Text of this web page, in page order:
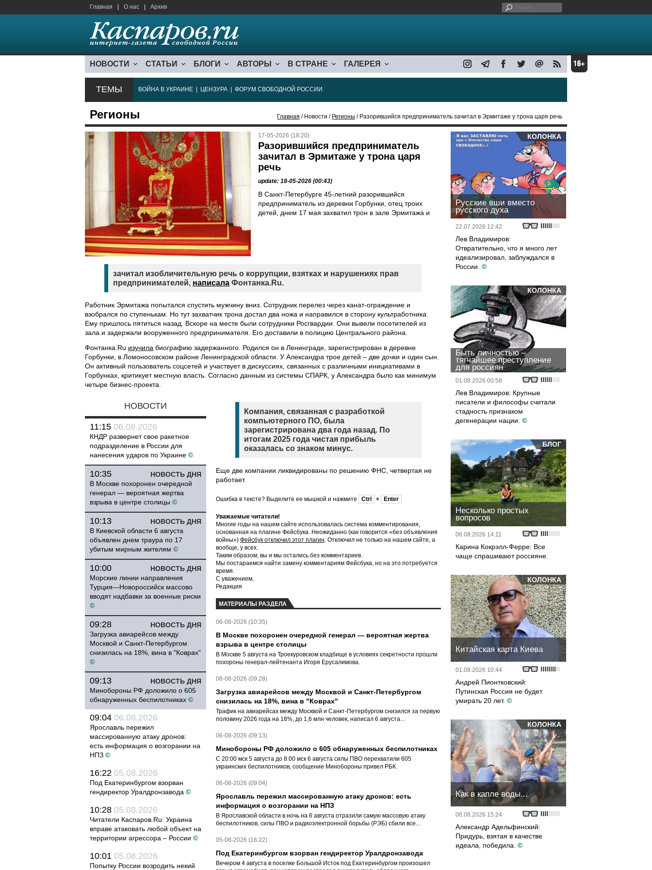
Главная О нас Архив
НОВОСТИ СТАТЬИ БЛОГИ АВТОРЫ В СТРАНЕ ГАЛЕРЕЯ
ТЕМЫ ВОЙНА В УКРАИНЕ ЦЕНЗУРА ФОРУМ СВОБОДНОЙ РОССИИ
Регионы Главная / Новости / Регионы / Разорившийся предприниматель зачитал в Эрмитаже у трона царя речь
17-05-2026 (18:20)
Разорившийся предприниматель
зачитал в Эрмитаже у трона царя
речь
update: 18-05-2026 (00:43)
В Санкт-Петербурге 45-летний разорившийся
предприниматель из деревни Горбунки, отец троих
детей, днем 17 мая захватил трон в зале Эрмитажа и
зачитал изобличительную речь о коррупции, взятках и нарушениях прав
предпринимателей, написала Фонтанка.Ru.
Работник Эрмитажа попытался спустить мужчину вниз. Сотрудник перелез через канат-ограждение и
взобрался по ступенькам. Но тут захватчик трона достал два ножа и направился в сторону культработника.
Ему пришлось пятиться назад. Вскоре на месте были сотрудники Росгвардии. Они вывели посетителей из
зала и задержали вооруженного предпринимателя. Его доставили в полицию Центрального района.
Фонтанка.Ru изучила биографию задержанного. Родился он в Ленинграде, зарегистрирован в деревне
Горбунки, в Ломоносовском районе Ленинградской области. У Александра трое детей – две дочки и один сын.
Он активный пользователь соцсетей и участвует в дискуссиях, связанных с различными инициативами в
Горбунках, критикует местную власть. Согласно данным из системы СПАРК, у Александра было как минимум
четыре бизнес-проекта.
НОВОСТИ
11:15 06.08.2026
КНДР развернет свое ракетное
подразделение в России для
нанесения ударов по Украине ©
НОВОСТЬ ДНЯ
10:35
В Москве похоронен очередной
генерал — вероятная жертва
взрыва в центре столицы ©
НОВОСТЬ ДНЯ
10:13
В Киевской области 6 августа
объявлен днем траура по 17
убитым мирным жителям ©
НОВОСТЬ ДНЯ
10:00
Морские линии направления
Турция—Новороссийск массово
вводят надбавки за военные риски
©
НОВОСТЬ ДНЯ
09:28
Загрузка авиарейсов между
Москвой и Санкт-Петербургом
снизилась на 18%, вина в "Коврах"
©
НОВОСТЬ ДНЯ
09:13
Минобороны РФ доложило о 605
обнаруженных беспилотниках ©
09:04 06.08.2026
Ярославль пережил
массированную атаку дронов:
есть информация о возгорании на
НПЗ ©
16:22 05.08.2026
Под Екатеринбургом взорван
гендиректор Уралдронзавода ©
10:28 05.08.2026
Читатели Каспаров.Ru: Украина
вправе атаковать любой объект на
территории агрессора – России ©
10:01 05.08.2026
Попытку России возродить некий
Компания, связанная с разработкой
компьютерного ПО, была
зарегистрирована два года назад. По
итогам 2025 года чистая прибыль
оказалась со знаком минус.
Еще две компании ликвидированы по решению ФНС, четвертая не
работает.
Ошибка в тексте? Выделите ее мышкой и нажмите Ctrl + Enter
Уважаемые читатели!
Многие годы на нашем сайте использовалась система комментирования,
основанная на плагине Фейсбука. Неожиданно (как говорится «без объявления
войны») Фейсбук отключил этот плагин. Отключил не только на нашем сайте, а
вообще, у всех.
Таким образом, вы и мы остались без комментариев.
Мы постараемся найти замену комментариям Фейсбука, но на это потребуется
время.
С уважением,
Редакция
МАТЕРИАЛЫ РАЗДЕЛА
06-08-2026 (10:35)
В Москве похоронен очередной генерал — вероятная жертва
взрыва в центре столицы
В Москве 5 августа на Троекуровском кладбище в условиях секретности прошли
похороны генерал-лейтенанта Игоря Ерусалимова.
06-08-2026 (09:28)
Загрузка авиарейсов между Москвой и Санкт-Петербургом
снизилась на 18%, вина в "Коврах"
Трафик на авиарейсах между Москвой и Санкт-Петербургом снизился за первую
половину 2026 года на 18%, до 1,6 млн человек, написал 6 августа...
06-08-2026 (09:13)
Минобороны РФ доложило о 605 обнаруженных беспилотниках
С 20:00 мск 5 августа до 8:00 мск 6 августа силы ПВО перехватили 605
украинских беспилотников, сообщение Минобороны привел РБК.
06-08-2026 (09:04)
Ярославль пережил массированную атаку дронов: есть
информация о возгорании на НПЗ
В Ярославской области в ночь на 6 августа отразили самую массовую атаку
беспилотников, силы ПВО и радиоэлектронной борьбы (РЭБ) сбили все...
05-08-2026 (16:22)
Под Екатеринбургом взорван гендиректор Уралдронзавода
Вечером 4 августа в поселке Большой Исток под Екатеринбургом произошел
КОЛОНКА
Русские вши вместо
русского духа
22.07.2026 12:42
Лев Владимиров:
Отвратительно, что я много лет
идеализировал, заблуждался в
России. ©
КОЛОНКА
Быть личностью –
тягчайшее преступление
для россиян
01.08.2026 00:58
Лев Владимиров: Крупные
писатели и философы считали
стадность признаком
дегенерации нации. ©
БЛОГ
Несколько простых
вопросов
06.08.2026 14:11
Карина Кокрэлл-Ферре: Все
чаще спрашивают россияне.
КОЛОНКА
Китайская карта Киева
01.08.2026 10:44
Андрей Пионтковский:
Путинская Россия не будет
умирать 20 лет. ©
КОЛОНКА
Как в капле воды...
06.08.2026 15:24
Александр Адельфинский:
Придурь, взятая в качестве
идеала, победила. ©